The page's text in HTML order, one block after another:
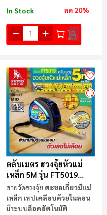
In Stock ลด 20%
ตลับเมตร ฮวงจุ้ยหัวแม่
เหล็ก 5M รุ่น FT5019
SUMO
สายวัดฮวงจุ้ย ตะขอเกี่ยวมีแม่
เหล็ก เทปเคลือบด้วยไนลอน
มีระบบล็อคอัตโนมัติ